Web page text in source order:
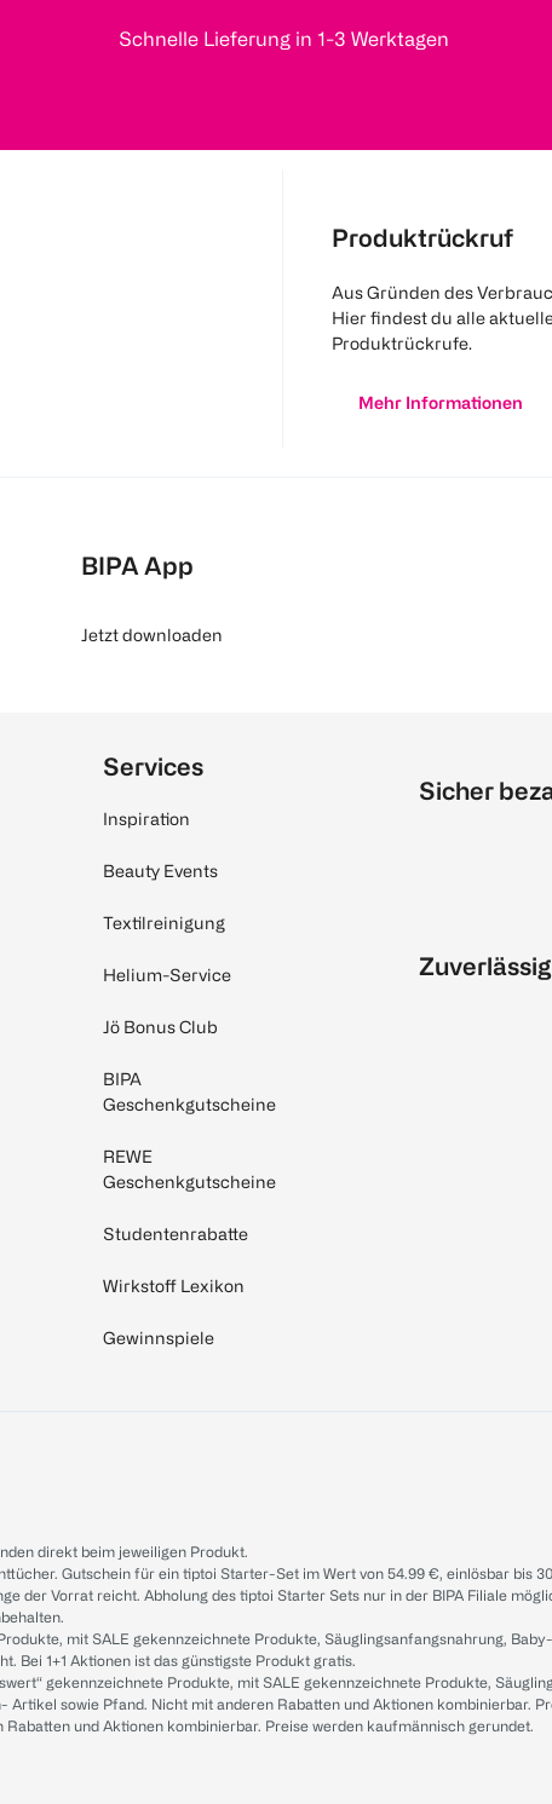
Schnelle Lieferung in 1-3 Werktagen
Produktrückruf
Aus Gründen des
Hier findest du alle
Produktrückrufe.
Mehr Informationen
BIPA App
Jetzt downloaden
Services
Inspiration
Beauty Events
Textilreinigung
Helium-Service
Jö Bonus Club
BIPA
Geschenkgutscheine
REWE
Geschenkgutscheine
Studentenrabatte
Wirkstoff Lexikon
Gewinnspiele
Sicher
direkt beim jeweiligen Produkt.
Gutschein für ein tiptoi Starter-Set im Wert von 54.99 €, einlösbar bis
der Vorrat reicht. Abholung des tiptoi Starter Sets nur in der BIPA Filiale
mit SALE gekennzeichnete Produkte, Säuglingsanfangsnahrung,
Bei 1+1 Aktionen ist das günstigste Produkt gratis.
gekennzeichnete Produkte, mit SALE gekennzeichnete Produkte,
Artikel sowie Pfand. Nicht mit anderen Rabatten und Aktionen kombinierbar.
und Aktionen kombinierbar. Preise werden kaufmännisch gerundet.